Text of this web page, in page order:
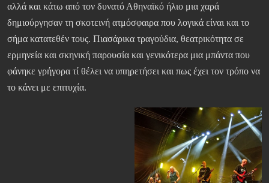
αλλά και κάτω από τον δυνατό Αθηναϊκό ήλιο μια χαρά
δημιούργησαν τη σκοτεινή ατμόσφαιρα που λογικά είναι και το
σήμα κατατεθέν τους. Πιασάρικα τραγούδια, θεατρικότητα σε
ερμηνεία και σκηνική παρουσία και γενικότερα μια μπάντα που
φάνηκε γρήγορα τί θέλει να υπηρετήσει και πως έχει τον τρόπο να
το κάνει με επιτυχία.